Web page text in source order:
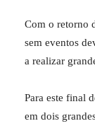
Com o retorno
sem eventos
a realizar
Para este final
em dois